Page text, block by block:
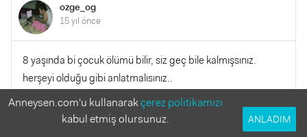
ozge_og
15 yıl önce
8 yaşında bi çocuk ölümü bilir, siz geç bile kalmışsınız.
herşeyi olduğu gibi anlatmalısınız..
YANITLA
0
Anneysen.com'u kullanarakçerez politikamızı
kabul etmiş olursunuz.
ANLADIM